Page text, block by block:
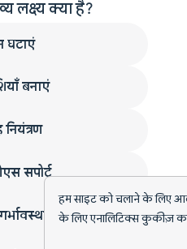
हम साइट को चलाने के लिए
के लिए एनालिटिक्स कुकीज़
लक्ष्य क्या है?
घटाएं
बनाएं
सपोर्ट